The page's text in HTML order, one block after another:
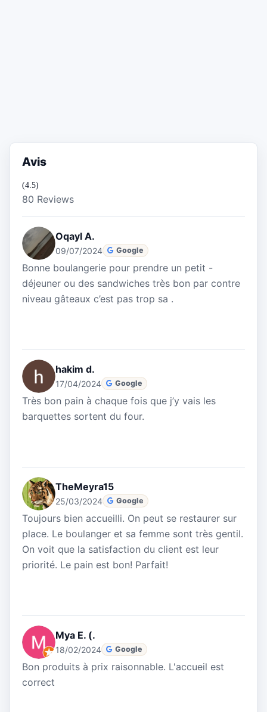
Avis
(4.5)
80 Reviews
Oqayl A.
09/07/2024 Google
Bonne boulangerie pour prendre un petit -
déjeuner ou des sandwiches très bon par contre
niveau gâteaux c’est pas trop sa .
hakim d.
17/04/2024 Google
Très bon pain à chaque fois que j’y vais les
barquettes sortent du four.
TheMeyra15
25/03/2024 Google
Toujours bien accueilli. On peut se restaurer sur
place. Le boulanger et sa femme sont très gentil.
On voit que la satisfaction du client est leur
priorité. Le pain est bon! Parfait!
Mya E. (.
18/02/2024 Google
Bon produits à prix raisonnable. L'accueil est
correct